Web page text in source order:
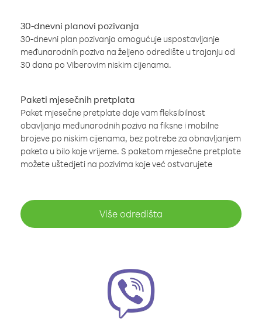
30-dnevni planovi pozivanja
30-dnevni plan pozivanja omogućuje uspostavljanje
međunarodnih poziva na željeno odredište u trajanju od
30 dana po Viberovim niskim cijenama.
Paketi mjesečnih pretplata
Paket mjesečne pretplate daje vam fleksibilnost
obavljanja međunarodnih poziva na fiksne i mobilne
brojeve po niskim cijenama, bez potrebe za obnavljanjem
paketa u bilo koje vrijeme. S paketom mjesečne pretplate
možete uštedjeti na pozivima koje već ostvarujete
Više odredišta